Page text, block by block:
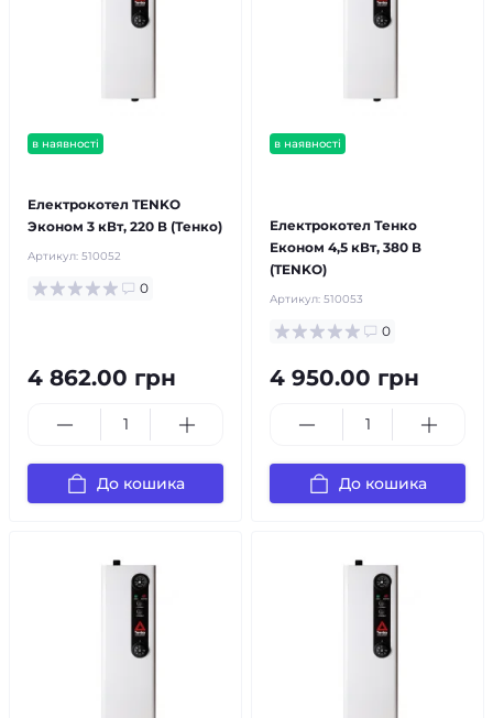
в наявності
Електрокотел TENKO
Эконом 3 кВт, 220 В (Тенко)
Артикул: 510052
0
4 862.00 грн
До кошика
в наявності
Електрокотел Тенко
Економ 4,5 кВт, 380 В
(TENKO)
Артикул: 510053
0
4 950.00 грн
До кошика